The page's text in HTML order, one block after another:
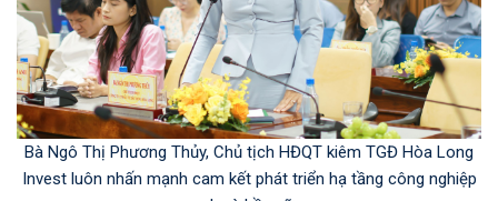
Bà Ngô Thị Phương Thủy, Chủ tịch HĐQT kiêm TGĐ Hòa Long
Invest luôn nhấn mạnh cam kết phát triển hạ tầng công nghiệp